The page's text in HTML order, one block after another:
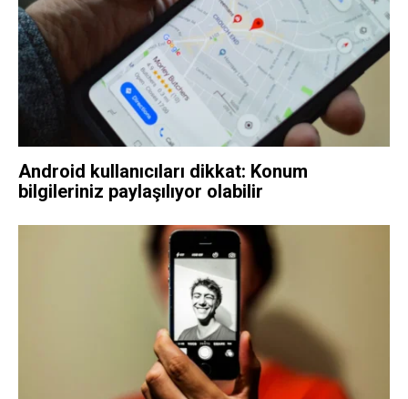
Android kullanıcıları dikkat: Konum
bilgileriniz paylaşılıyor olabilir